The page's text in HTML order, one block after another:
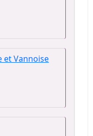
et Vannoise